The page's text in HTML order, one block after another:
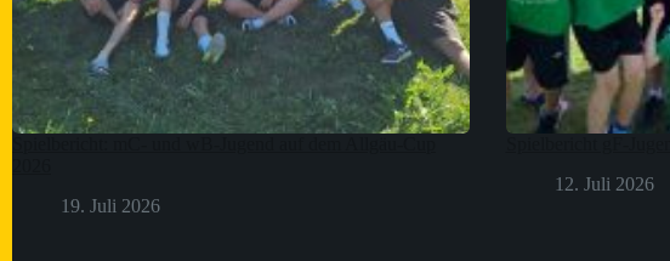
19. Juli 2026
12. Juli 2026